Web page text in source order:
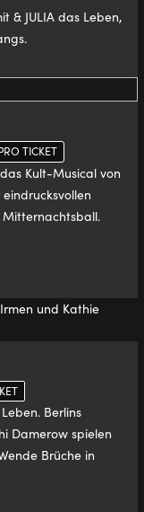
& JULIA das Leben,
TICKET
Kult-Musical von
Berlins
Damerow spielen
Brüche in